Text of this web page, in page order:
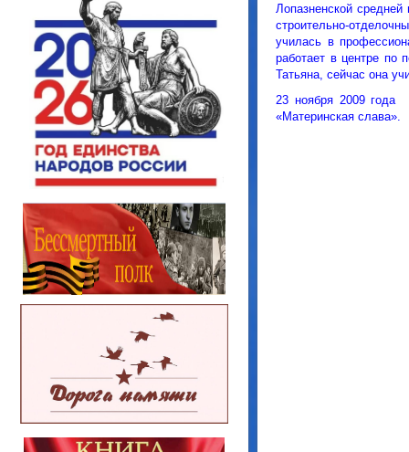
Лопазненской
строительно-
училась в
работает в центре по
Татьяна, сейчас она
23 ноября 2009 года
«Материнская слава».